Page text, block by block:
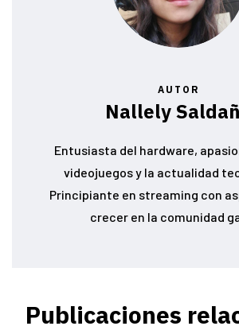
AUTOR
Nallely
Entusiasta del hardware,
videojuegos y la actualidad
Principiante en streaming con
crecer en la comunidad
Publicaciones